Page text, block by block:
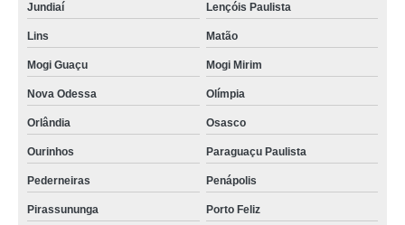
Jundiaí Lençóis Paulista
Lins Matão
Mogi Guaçu Mogi Mirim
Nova Odessa Olímpia
Orlândia Osasco
Ourinhos Paraguaçu Paulista
Pederneiras Penápolis
Pirassununga Porto Feliz